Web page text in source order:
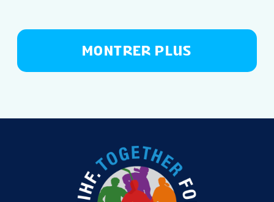
MONTRER PLUS